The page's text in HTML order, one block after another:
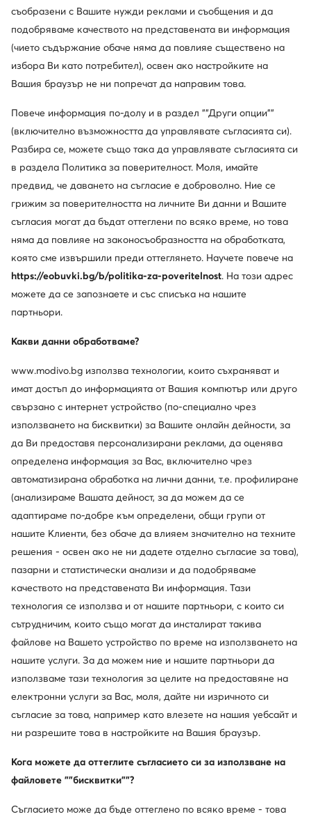
30 дни за връщане за членовете на клуба
14 дни за останалите
10% кешбек в MODIVOclub GOLD
Кешбекът се комбинира с всяка
промоция и разпродажба
Смени държавата: България (BG)
Изтеглете приложение
Обслужване на клиенти
Информации
© obuvki.bg 2026
Регламент
Промени настройките
съобразени с Вашите нужди реклами и съобщения и да
подобряваме качеството на представената ви информация
(чието съдържание обаче няма да повлияе съществено на
избора Ви като потребител), освен ако настройките на
Вашия браузър не ни попречат да направим това.
Повече информация по-долу и в раздел ""Други опции""
(включително възможността да управлявате съгласията си).
Разбира се, можете също така да управлявате съгласията си
в раздела Политика за поверителност. Моля, имайте
предвид, че даването на съгласие е доброволно. Ние се
грижим за поверителността на личните Ви данни и Вашите
съгласия могат да бъдат оттеглени по всяко време, но това
няма да повлияе на законосъобразността на обработката,
която сме извършили преди оттеглянето. Научете повече на
https://eobuvki.bg/b/politika-za-poveritelnost. На този адрес
можете да се запознаете и със списъка на нашите
партньори.
Какви данни обработваме?
www.modivo.bg използва технологии, които съхраняват и
имат достъп до информацията от Вашия компютър или друго
свързано с интернет устройство (по-специално чрез
използването на бисквитки) за Вашите онлайн дейности, за
да Ви предоставя персонализирани реклами, да оценява
определена информация за Вас, включително чрез
автоматизирана обработка на лични данни, т.е. профилиране
(анализираме Вашата дейност, за да можем да се
адаптираме по-добре към определени, общи групи от
нашите Клиенти, без обаче да влияем значително на техните
решения - освен ако не ни дадете отделно съгласие за това),
пазарни и статистически анализи и да подобряваме
качеството на представената Ви информация. Тази
технология се използва и от нашите партньори, с които си
сътрудничим, които също могат да инсталират такива
файлове на Вашето устройство по време на използването на
нашите услуги. За да можем ние и нашите партньори да
използваме тази технология за целите на предоставяне на
електронни услуги за Вас, моля, дайте ни изричното си
съгласие за това, например като влезете на нашия уебсайт и
ни разрешите това в настройките на Вашия браузър.
Кога можете да оттеглите съгласието си за използване на
файловете ""бисквитки""?
Съгласието може да бъде оттеглено по всяко време - това